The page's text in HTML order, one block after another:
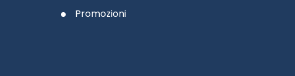
Promozioni